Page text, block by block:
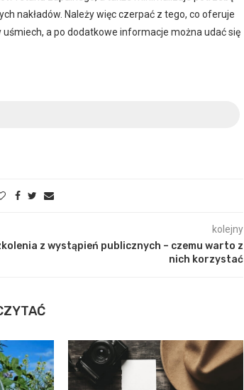
nakładów. Należy więc czerpać z tego, co oferuje
a po dodatkowe informacje można udać się
kolejny
z wystąpień publicznych – czemu warto z
nich korzystać